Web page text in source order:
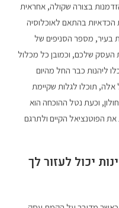
בצורה שקולה, אחראית
הכדאיות בהתאם לאוכלוסיה
בעיר, מספר הסניפים של
שלכם, וכמובן כל מכלול
ליהנות כבר החל מהיום
תוכלו לגלות שקיימת
וכעת נטל ההוכחה הוא
הפוטנציאל הקיים ולתרגם
יכול לעזור לך